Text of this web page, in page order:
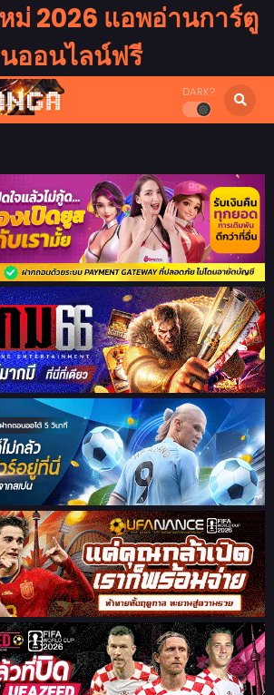
ม่ 2026 แอพอ่านการ์ตู
นออนไลน์ฟรี
DARK?